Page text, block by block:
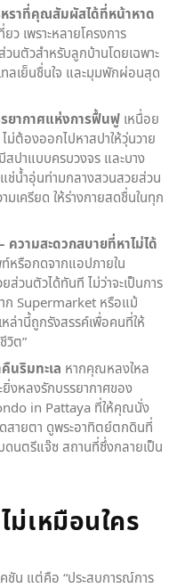
ราที่คุณสัมผัสได้ที่หน้าหาด
เพราะหลายโครงการ
นตัวสำหรับลูกบ้านโดยเฉพาะ
ลเย็นชื่นใจ และมุมพักผ่อนสุด
ยากาศแห่งการฟื้นฟูเหนื่อย
ม่ต้องออกไปหาสปาให้วุ่นวาย
ปาแบบครบวงจร และบาง
น้ำอุ่นท่ามกลางสวนสวยส่วน
เครียด ให้ร่างกายสดชื่นในทุก
วามสะดวกสบายที่หาไม่ได้
หรือกดจากแอปภายใน
ส่วนตัวได้ทันที ไม่ว่าจะเป็นการ
ก Supermarket หรือแม้
ล่านี้ถูกรังสรรค์เพื่อคนที่ให้
วิต”
นริมทะเล หากคุณหลงใหล
งหลงรักบรรยากาศของ
in Pattaya ที่ให้คุณนั่ง
ดสายตา ดูพระอาทิตย์ตกดินที่
นตรีแจ๊ซ สถานที่ซึ่งกลายเป็น
เหมือนใคร
คชัน แต่คือ “ประสบการณ์การ